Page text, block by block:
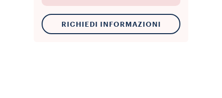
RICHIEDI INFORMAZIONI